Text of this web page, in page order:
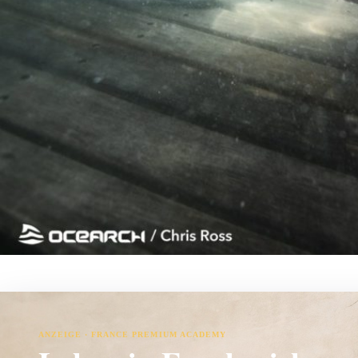
ANZEIGE · FRANCE PREMIUM ACADEMY